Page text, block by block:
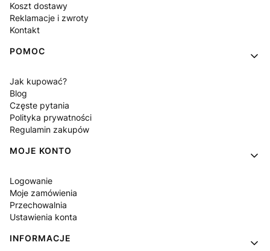
Koszt dostawy
Reklamacje i zwroty
Kontakt
POMOC
Jak kupować?
Blog
Częste pytania
Polityka prywatności
Regulamin zakupów
MOJE KONTO
Logowanie
Moje zamówienia
Przechowalnia
Ustawienia konta
INFORMACJE